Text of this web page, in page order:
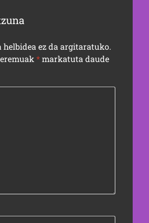
helbidea ez da argitaratuko.
*markatuta daude